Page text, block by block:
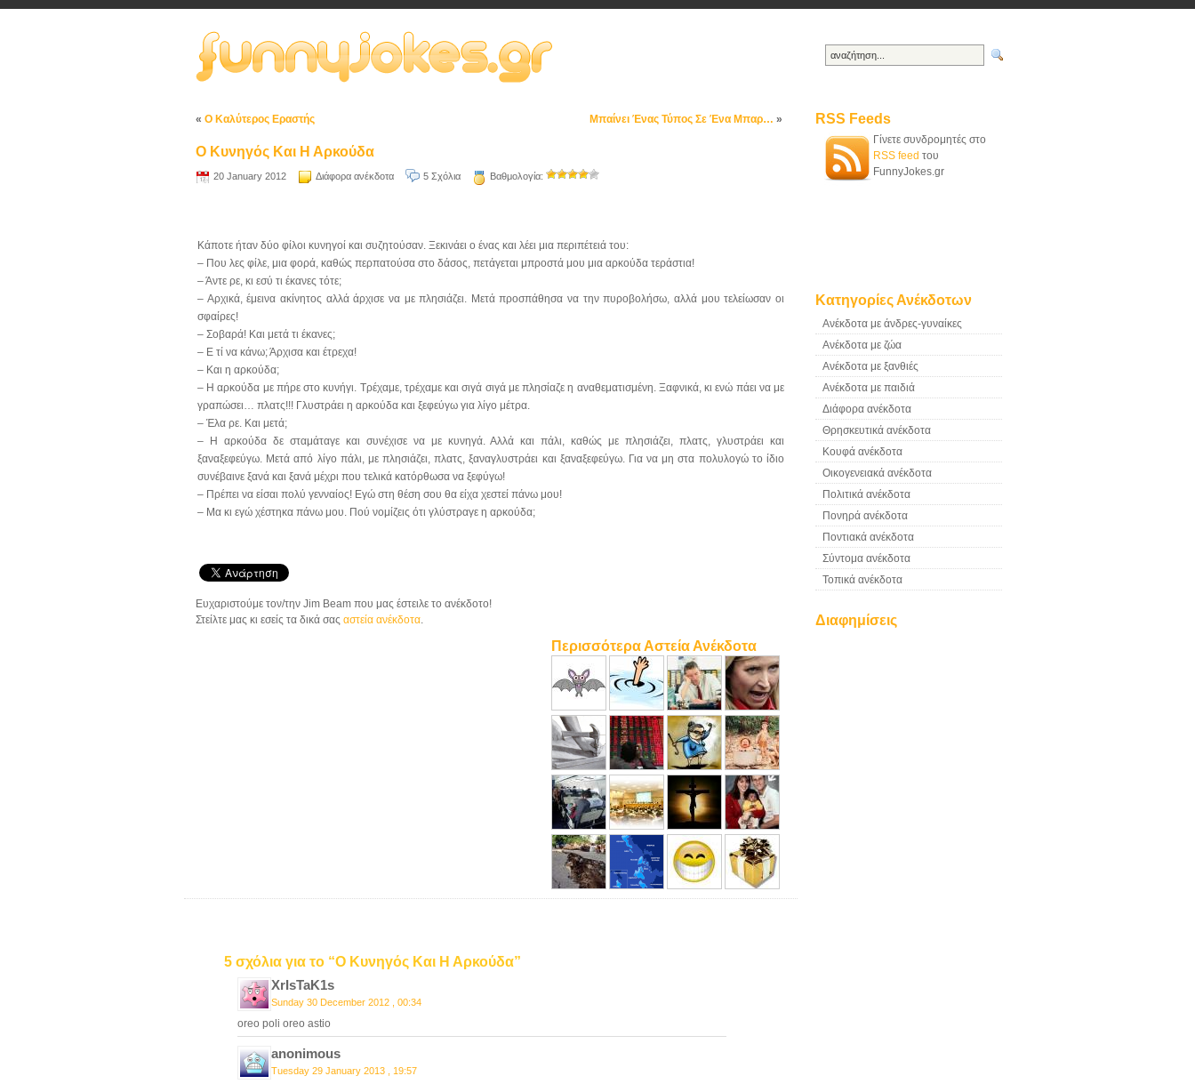
« Ο Καλύτερος Εραστής Μπαίνει Ένας Τύπος Σε Ένα Μπαρ… »
Ο Κυνηγός Και Η Αρκούδα
20 January 2012 Διάφορα ανέκδοτα 5 Σχόλια Βαθμολογία:
Κάποτε ήταν δύο φίλοι κυνηγοί και συζητούσαν. Ξεκινάει ο ένας και λέει μια περιπέτειά του:
– Που λες φίλε, μια φορά, καθώς περπατούσα στο δάσος, πετάγεται μπροστά μου μια αρκούδα τεράστια!
– Άντε ρε, κι εσύ τι έκανες τότε;
– Αρχικά, έμεινα ακίνητος αλλά άρχισε να με πλησιάζει. Μετά προσπάθησα να την πυροβολήσω, αλλά μου τελείωσαν οι
σφαίρες!
– Σοβαρά! Και μετά τι έκανες;
– Ε τί να κάνω; Άρχισα και έτρεχα!
– Και η αρκούδα;
– Η αρκούδα με πήρε στο κυνήγι. Τρέχαμε, τρέχαμε και σιγά σιγά με πλησίαζε η αναθεματισμένη. Ξαφνικά, κι ενώ πάει να με
γραπώσει… πλατς!!! Γλυστράει η αρκούδα και ξεφεύγω για λίγο μέτρα.
– Έλα ρε. Και μετά;
– Η αρκούδα δε σταμάταγε και συνέχισε να με κυνηγά. Αλλά και πάλι, καθώς με πλησιάζει, πλατς, γλυστράει και
ξαναξεφεύγω. Μετά από λίγο πάλι, με πλησιάζει, πλατς, ξαναγλυστράει και ξαναξεφεύγω. Για να μη στα πολυλογώ το ίδιο
συνέβαινε ξανά και ξανά μέχρι που τελικά κατόρθωσα να ξεφύγω!
– Πρέπει να είσαι πολύ γενναίος! Εγώ στη θέση σου θα είχα χεστεί πάνω μου!
– Μα κι εγώ χέστηκα πάνω μου. Πού νομίζεις ότι γλύστραγε η αρκούδα;
Ευχαριστούμε τον/την Jim Beam που μας έστειλε το ανέκδοτο!
Στείλτε μας κι εσείς τα δικά σας αστεία ανέκδοτα.
Περισσότερα Αστεία Ανέκδοτα
5 σχόλια για το “Ο Κυνηγός Και Η Αρκούδα”
XrIsTaK1s
Sunday 30 December 2012 , 00:34
oreo poli oreo astio
anonimous
Tuesday 29 January 2013 , 19:57
RSS Feeds
Γίνετε συνδρομητές στο
RSS feed του
FunnyJokes.gr
Κατηγορίες Ανέκδοτων
Ανέκδοτα με άνδρες-γυναίκες
Ανέκδοτα με ζώα
Ανέκδοτα με ξανθιές
Ανέκδοτα με παιδιά
Διάφορα ανέκδοτα
Θρησκευτικά ανέκδοτα
Κουφά ανέκδοτα
Οικογενειακά ανέκδοτα
Πολιτικά ανέκδοτα
Πονηρά ανέκδοτα
Ποντιακά ανέκδοτα
Σύντομα ανέκδοτα
Τοπικά ανέκδοτα
Διαφημίσεις